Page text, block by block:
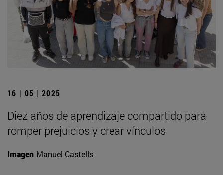
16 | 05 | 2025
Diez años de aprendizaje compartido para
romper prejuicios y crear vínculos
Imagen Manuel Castells